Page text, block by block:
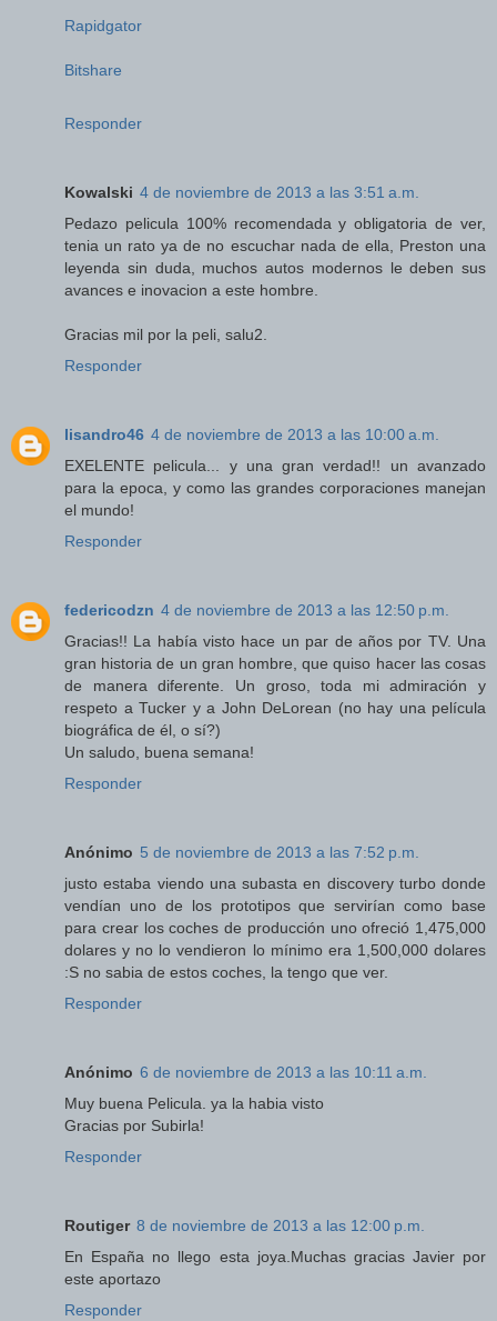
Rapidgator
Bitshare
Responder
Kowalski 4 de noviembre de 2013 a las 3:51 a.m.
Pedazo pelicula 100% recomendada y obligatoria de ver,
tenia un rato ya de no escuchar nada de ella, Preston una
leyenda sin duda, muchos autos modernos le deben sus
avances e inovacion a este hombre.
Gracias mil por la peli, salu2.
Responder
lisandro46 4 de noviembre de 2013 a las 10:00 a.m.
EXELENTE pelicula... y una gran verdad!! un avanzado
para la epoca, y como las grandes corporaciones manejan
el mundo!
Responder
federicodzn 4 de noviembre de 2013 a las 12:50 p.m.
Gracias!! La había visto hace un par de años por TV. Una
gran historia de un gran hombre, que quiso hacer las cosas
de manera diferente. Un groso, toda mi admiración y
respeto a Tucker y a John DeLorean (no hay una película
biográfica de él, o sí?)
Un saludo, buena semana!
Responder
Anónimo 5 de noviembre de 2013 a las 7:52 p.m.
justo estaba viendo una subasta en discovery turbo donde
vendían uno de los prototipos que servirían como base
para crear los coches de producción uno ofreció 1,475,000
dolares y no lo vendieron lo mínimo era 1,500,000 dolares
:S no sabia de estos coches, la tengo que ver.
Responder
Anónimo 6 de noviembre de 2013 a las 10:11 a.m.
Muy buena Pelicula. ya la habia visto
Gracias por Subirla!
Responder
Routiger 8 de noviembre de 2013 a las 12:00 p.m.
En España no llego esta joya.Muchas gracias Javier por
este aportazo
Responder